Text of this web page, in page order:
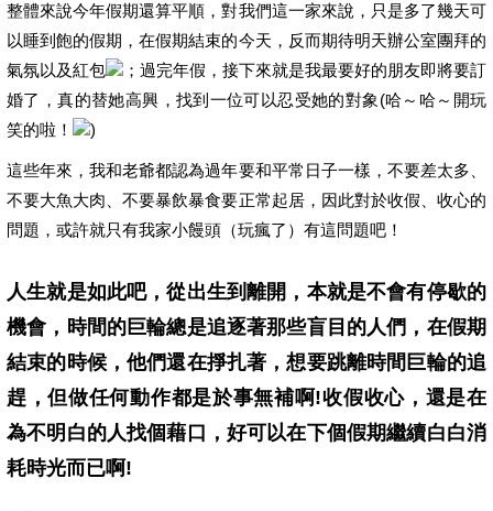
整體來說今年假期還算平順，對我們這一家來說，只是多了幾天可
以睡到飽的假期，在假期結束的今天，反而期待明天辦公室團拜的
氣氛以及紅包
；過完年假，接下來就是我最要好的朋友即將要訂
婚了，真的替她高興，找到一位可以忍受她的對象(哈～哈～開玩
笑的啦！
)
這些年來，我和老爺都認為過年要和平常日子一樣，不要差太多、
不要大魚大肉、不要暴飲暴食要正常起居，因此對於收假、收心的
問題，或許就只有我家小饅頭（玩瘋了）有這問題吧！
人生就是如此吧，從出生到離開，本就是不會有停歇的
機會，時間的巨輪總是追逐著那些盲目的人們，在假期
結束的時候，他們還在掙扎著，想要跳離時間巨輪的追
趕，但做任何動作都是於事無補啊!收假收心，還是在
為不明白的人找個藉口，好可以在下個假期繼續白白消
耗時光而已啊!